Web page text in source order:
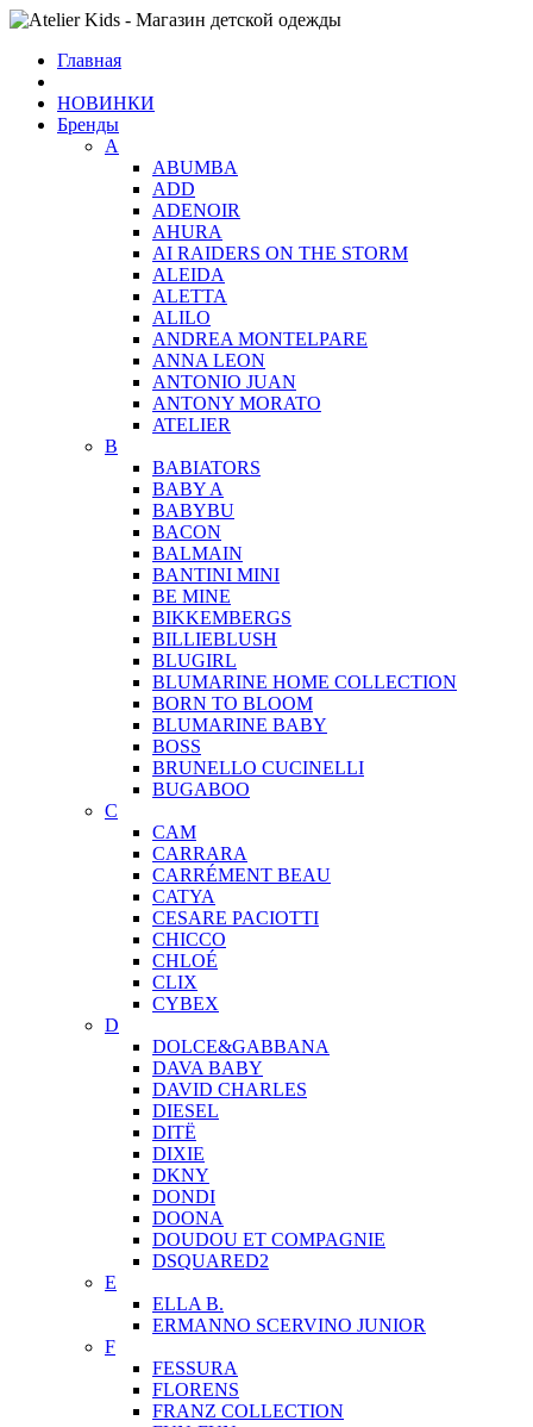
Главная
НОВИНКИ
Бренды
A
ABUMBA
ADD
ADENOIR
AHURA
AI RAIDERS ON THE STORM
ALEIDA
ALETTA
ALILO
ANDREA MONTELPARE
ANNA LEON
ANTONIO JUAN
ANTONY MORATO
ATELIER
B
BABIATORS
BABY A
BABYBU
BACON
BALMAIN
BANTINI MINI
BE MINE
BIKKEMBERGS
BILLIEBLUSH
BLUGIRL
BLUMARINE HOME COLLECTION
BORN TO BLOOM
BLUMARINE BABY
BOSS
BRUNELLO CUCINELLI
BUGABOO
C
CAM
CARRARA
CARRÉMENT BEAU
CATYA
CESARE PACIOTTI
CHICCO
CHLOÉ
CLIX
CYBEX
D
DOLCE&GABBANA
DAVA BABY
DAVID CHARLES
DIESEL
DITЁ
DIXIE
DKNY
DONDI
DOONA
DOUDOU ET COMPAGNIE
DSQUARED2
E
ELLA B.
ERMANNO SCERVINO JUNIOR
F
FESSURA
FLORENS
FRANZ COLLECTION